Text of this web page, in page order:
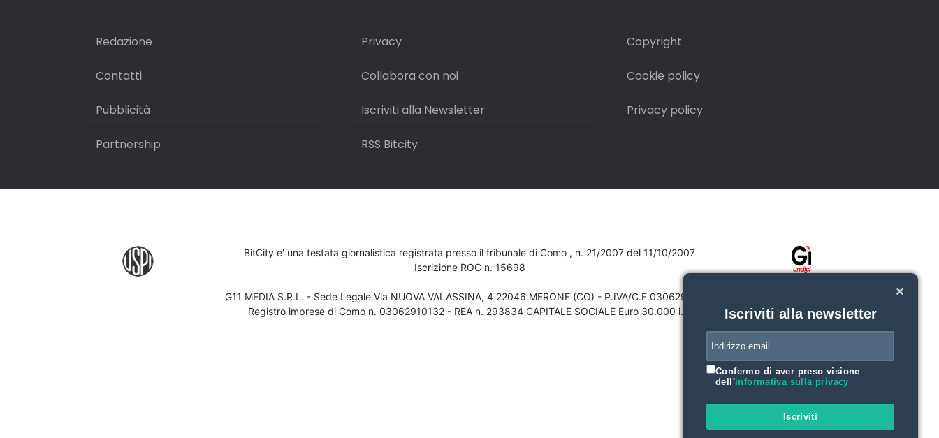
Redazione
Contatti
Pubblicità
Partnership
Privacy
Collabora con noi
Iscriviti alla Newsletter
RSS Bitcity
Copyright
Cookie policy
Privacy policy
BitCity e' una testata giornalistica registrata presso il tribunale di Como , n. 21/2007 del 11/10/2007
Iscrizione ROC n. 15698
G11 MEDIA S.R.L. - Sede Legale Via NUOVA VALASSINA, 4 22046 MERONE (CO) - P.IVA/C.F.03062910132
Registro imprese di Como n. 03062910132 - REA n. 293834 CAPITALE SOCIALE Euro 30.000 i.v.
Iscriviti alla newsletter
Confermo di aver preso visione
dell'informativa sulla privacy
Iscriviti